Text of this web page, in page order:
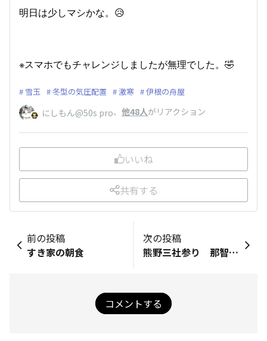
明日は少しマシかな。😥
※スマホでもチャレンジしましたが無理でした。🤣
雪玉 冬型の気圧配置 激寒 伊根の舟屋
にしもん@50s pro、 他48人がリアクション
いいね
共有する
前の投稿
すき家の朝食
次の投稿
熊野三社参り 那智勝浦からの日の出
コメントする